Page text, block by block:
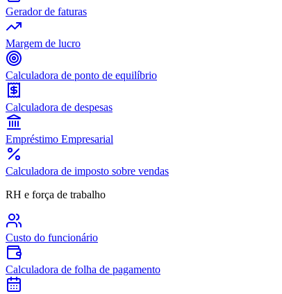
Gerador de faturas
Margem de lucro
Calculadora de ponto de equilíbrio
Calculadora de despesas
Empréstimo Empresarial
Calculadora de imposto sobre vendas
RH e força de trabalho
Custo do funcionário
Calculadora de folha de pagamento